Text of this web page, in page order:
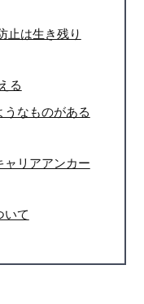
止は生き残り
る
なものがある
ャリアアンカー
いて